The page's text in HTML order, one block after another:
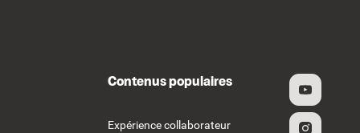
Contenus populaires
Expérience collaborateur